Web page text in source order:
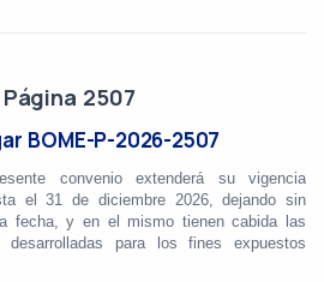
Página 2507
BOME-P-2026-2507
convenio extenderá su vigencia
el 31 de diciembre 2026, dejando sin
fecha, y en el mismo tienen cabida las
desarrolladas para los fines expuestos